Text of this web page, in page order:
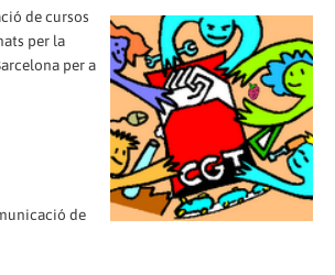
de cursos
per la
per a
de